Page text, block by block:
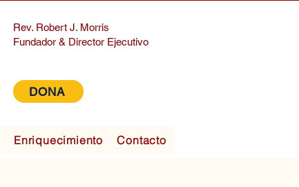
Rev. Robert J. Morris
Fundador & Director Ejecutivo
DONA
Enriquecimiento Contacto